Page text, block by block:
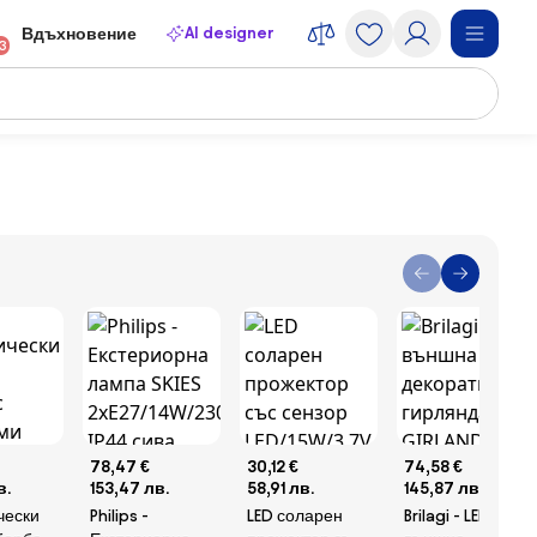
Вдъхновение AI designer
78,47 €
153,47 лв.
Philips -
30,12 €
58,91 лв.
LED соларен
74,58 €
145,87 лв.
Brilagi - LED